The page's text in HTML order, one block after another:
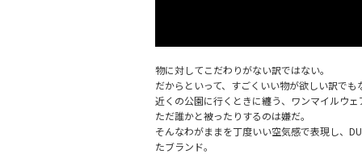
物に対してこだわりがない訳ではない。
だからといって、すごくいい物が欲しい訳でも
近くの公園に行くときに纏う、ワンマイルウ
ただ誰かと被ったりするのは嫌だ。
そんなわがままを丁度いい空気感で表現し、
たブランド。